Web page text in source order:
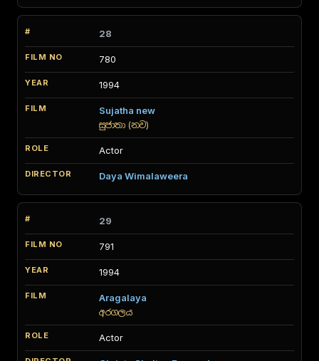
28
780
1994
Sujatha new
සුජාතා (නව)
Actor
Daya Wimalaweera
29
791
1994
Aragalaya
අරගලය
Actor